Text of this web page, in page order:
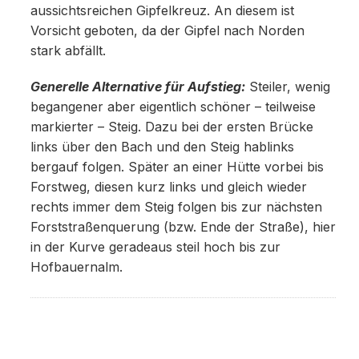
aussichtsreichen Gipfelkreuz. An diesem ist
Vorsicht geboten, da der Gipfel nach Norden
stark abfällt.
Generelle Alternative für Aufstieg:Steiler, wenig
begangener aber eigentlich schöner – teilweise
markierter – Steig. Dazu bei der ersten Brücke
links über den Bach und den Steig hablinks
bergauf folgen. Später an einer Hütte vorbei bis
Forstweg, diesen kurz links und gleich wieder
rechts immer dem Steig folgen bis zur nächsten
Forststraßenquerung (bzw. Ende der Straße), hier
in der Kurve geradeaus steil hoch bis zur
Hofbauernalm.